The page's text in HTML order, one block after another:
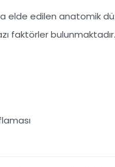
elde edilen anatomik
faktörler bulunmaktadır.